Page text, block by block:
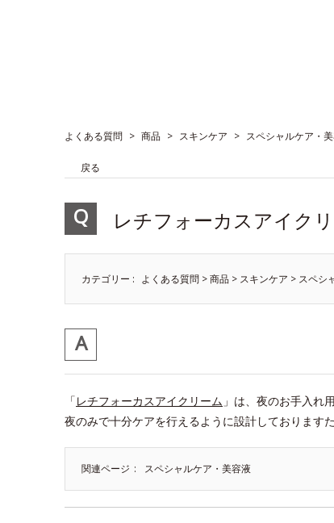
よくある質問 > 商品 > スキンケア > スペシャルケア・
戻る
レチフォーカスアイク
カテゴリー : よくある質問 >商品 > スキンケア > スペシ
「レチフォーカスアイクリーム 」は、夜のお手入れ用
夜のみで十分ケアを行えるように設計しております
関連ページ スペシャルケア・美容液